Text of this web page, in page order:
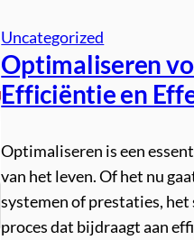
Uncategorized
Optimaliseren
Efficiëntie en
Optimaliseren is een
van het leven. Of het nu
systemen of prestaties,
proces dat bijdraagt aan